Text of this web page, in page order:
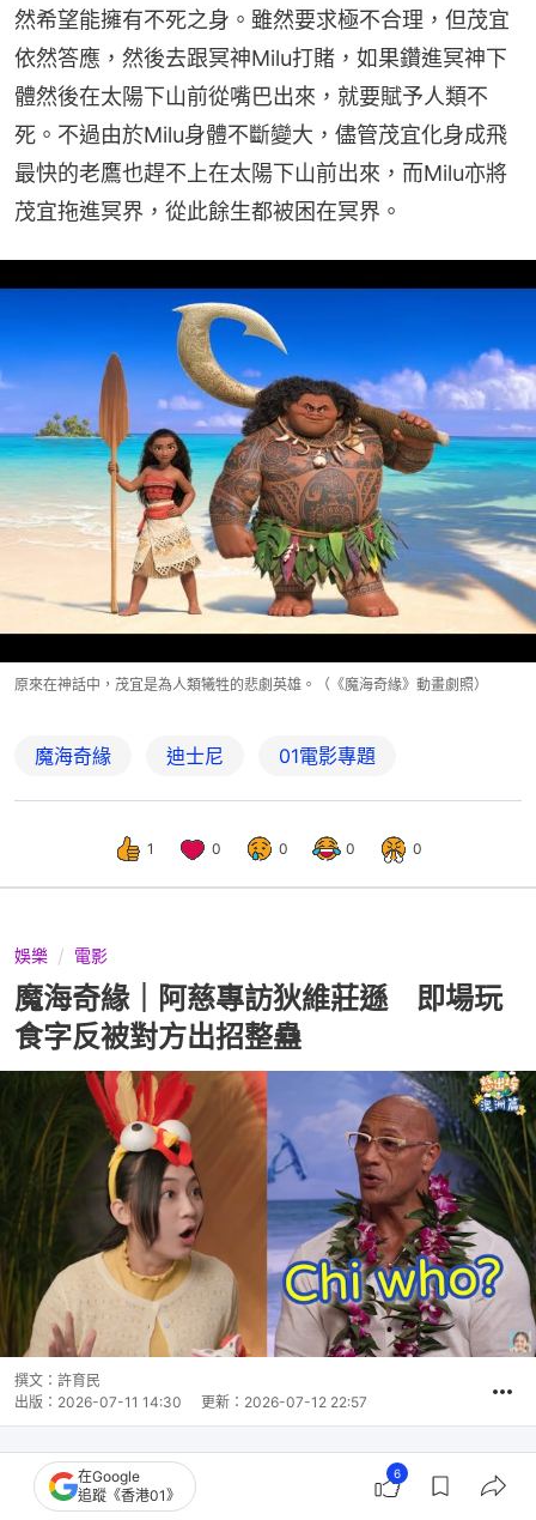
然希望能擁有不死之身。雖然要求極不合理，但茂宜
依然答應，然後去跟冥神Milu打賭，如果鑽進冥神下
體然後在太陽下山前從嘴巴出來，就要賦予人類不
死。不過由於Milu身體不斷變大，儘管茂宜化身成飛
最快的老鷹也趕不上在太陽下山前出來，而Milu亦將
茂宜拖進冥界，從此餘生都被困在冥界。
原來在神話中，茂宜是為人類犧牲的悲劇英雄。（《魔海奇緣》動畫劇照）
魔海奇緣 迪士尼 01電影專題
1 0 0 0 0
娛樂 電影
魔海奇緣｜阿慈專訪狄維莊遜 即場玩
食字反被對方出招整蠱
撰文： 許育民
出版： 2026-07-11 14:30 更新： 2026-07-12 22:57
在Google
追蹤《香港01》
6